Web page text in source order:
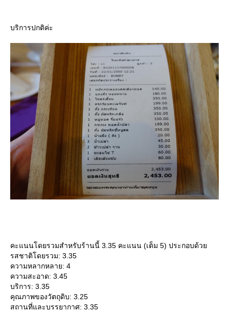
บริการปกติค่ะ
คะแนนโดยรวมสำหรับร้านนี้ 3.35 คะแนน (เต็ม 5) ประกอบด้ว
รสชาติโดยรวม: 3.35
ความหลากหลาย: 4
ความสะอาด: 3.45
บริการ: 3.35
คุณภาพของวัตถุดิบ: 3.25
สถานที่และบรรยากาศ: 3.35